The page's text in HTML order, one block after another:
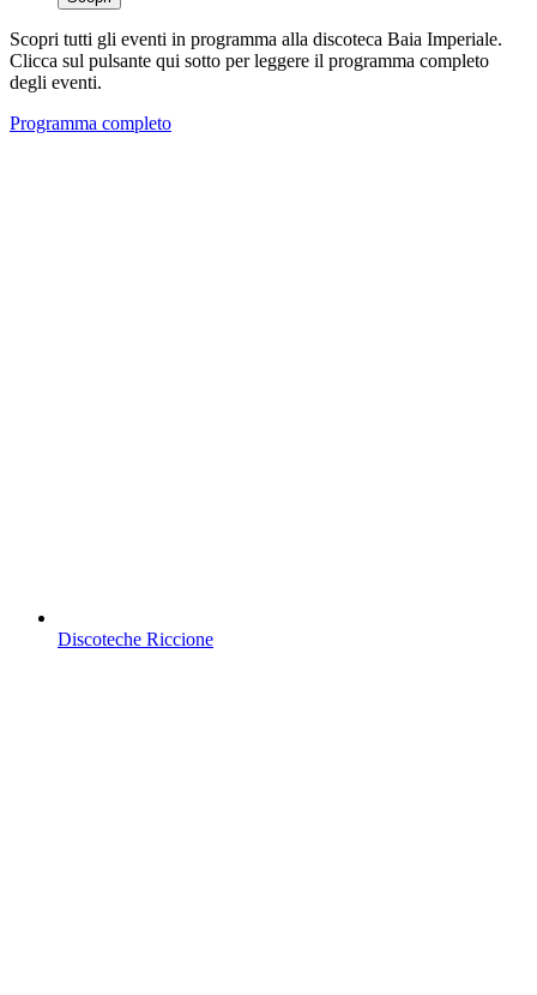
Scopri tutti gli eventi in programma alla discoteca Baia Imperiale.
Clicca sul pulsante qui sotto per leggere il programma completo
degli eventi.
Programma completo
Discoteche Riccione